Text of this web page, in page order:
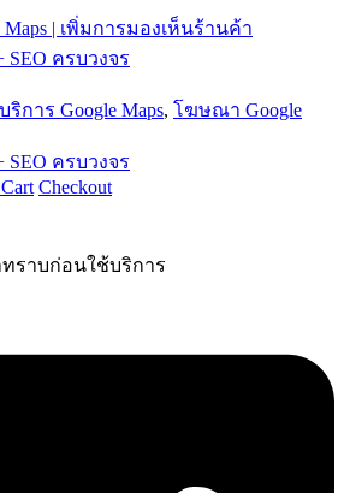
| เพิ่มการมองเห็นร้านค้า
SEO ครบวงจร
บริการ Google Maps, โฆษณา Google
SEO ครบวงจร
Checkout
ราบก่อนใช้บริการ